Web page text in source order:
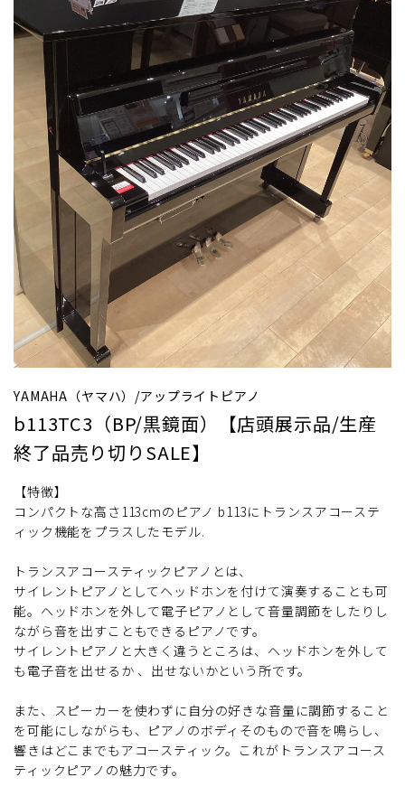
YAMAHA（ヤマハ）/アップライトピアノ
b113TC3（BP/黒鏡面）【店頭展示品/生産
終了品売り切りSALE】
【特徴】
コンパクトな高さ113cmのピアノ b113にトランスアコーステ
ィック機能をプラスしたモデル.
トランスアコースティックピアノとは、
サイレントピアノとしてヘッドホンを付けて演奏することも可
能。ヘッドホンを外して電子ピアノとして音量調節をしたりし
ながら音を出すこともできるピアノです。
サイレントピアノと大きく違うところは、ヘッドホンを外して
も電子音を出せるか 、出せないかという所です。
また、スピーカーを使わずに自分の好きな音量に調節すること
を可能にしながらも、ピアノのボディそのもので音を鳴らし、
響きはどこまでもアコースティック。これがトランスアコース
ティックピアノの魅力です。